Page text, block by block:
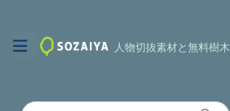
人物切抜素材と無料樹木